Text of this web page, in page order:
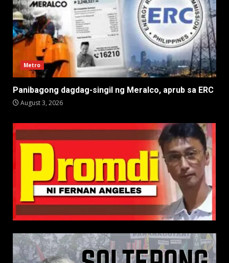
Metro
Panibagong dagdag-singil ng Meralco, aprub sa ERC
August 3, 2026